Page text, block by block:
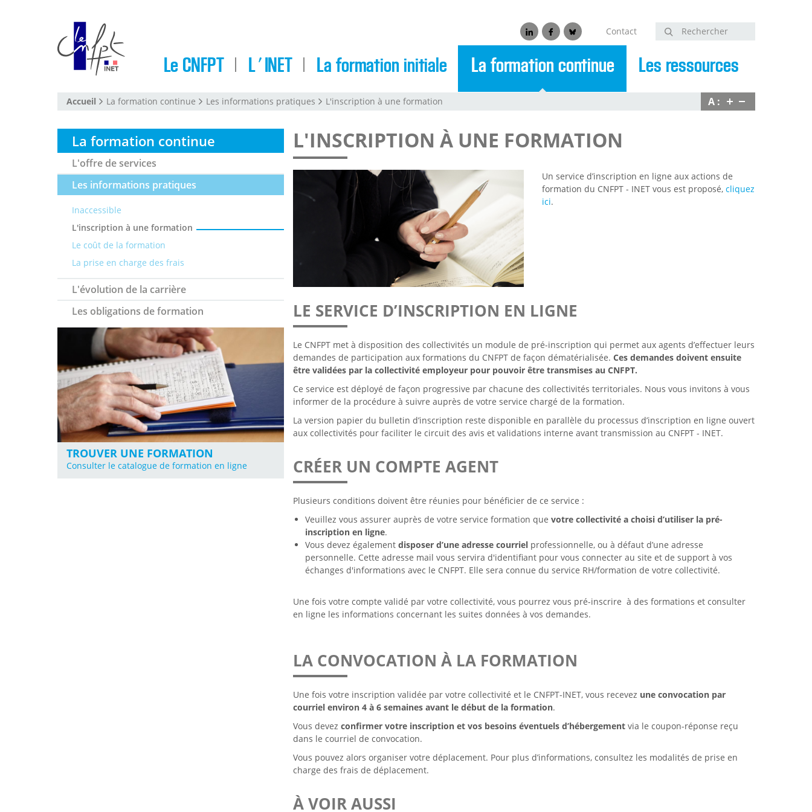
LinkedinFacebookBluesky Contact Rechercher
Le CNFPT L'INET La formation initiale La formation continue Les ressources
Accueil La formation continue Les informations pratiques L'inscription à une formation A :
L'INSCRIPTION À UNE FORMATION
Un service d’inscription en ligne aux actions de
formation du CNFPT - INET vous est proposé, cliquez
ici.
LE SERVICE D’INSCRIPTION EN LIGNE
Le CNFPT met à disposition des collectivités un module de pré-inscription qui permet aux agents d’effectuer leurs
demandes de participation aux formations du CNFPT de façon dématérialisée. Ces demandes doivent ensuite
être validées par la collectivité employeur pour pouvoir être transmises au CNFPT.
Ce service est déployé de façon progressive par chacune des collectivités territoriales. Nous vous invitons à vous
informer de la procédure à suivre auprès de votre service chargé de la formation.
La version papier du bulletin d’inscription reste disponible en parallèle du processus d’inscription en ligne ouvert
aux collectivités pour faciliter le circuit des avis et validations interne avant transmission au CNFPT - INET.
CRÉER UN COMPTE AGENT
Plusieurs conditions doivent être réunies pour bénéficier de ce service :
Veuillez vous assurer auprès de votre service formation que votre collectivité a choisi d’utiliser la pré-
inscription en ligne.
Vous devez également disposer d’une adresse courrielprofessionnelle, ou à défaut d’une adresse
personnelle. Cette adresse mail vous servira d'identifiant pour vous connecter au site et de support à vos
échanges d'informations avec le CNFPT. Elle sera connue du service RH/formation de votre collectivité.
Une fois votre compte validé par votre collectivité, vous pourrez vous pré-inscrire à des formations et consulter
en ligne les informations concernant les suites données à vos demandes.
LA CONVOCATION À LA FORMATION
Une fois votre inscription validée par votre collectivité et le CNFPT-INET, vous recevez une convocation par
courriel environ 4 à 6 semaines avant le début de la formation.
Vous devez confirmer votre inscription et vos besoins éventuels d’hébergementvia le coupon-réponse reçu
dans le courriel de convocation.
Vous pouvez alors organiser votre déplacement. Pour plus d’informations, consultez les modalités de prise en
charge des frais de déplacement.
À VOIR AUSSI
La formation continue
L'offre de services
Les informations pratiques
Inaccessible
L'inscription à une formation
Le coût de la formation
La prise en charge des frais
L'évolution de la carrière
Les obligations de formation
TROUVER UNE FORMATION
Consulter le catalogue de formation en ligne